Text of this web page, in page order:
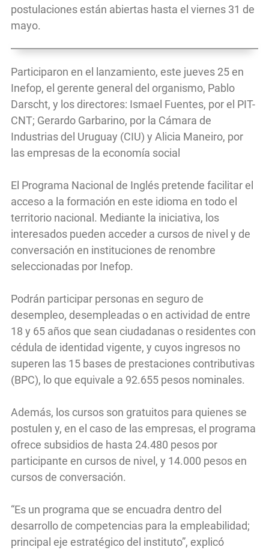
postulaciones están abiertas hasta el viernes 31 de
mayo.
Participaron en el lanzamiento, este jueves 25 en
Inefop, el gerente general del organismo, Pablo
Darscht, y los directores: Ismael Fuentes, por el PIT-
CNT; Gerardo Garbarino, por la Cámara de
Industrias del Uruguay (CIU) y Alicia Maneiro, por
las empresas de la economía social
El Programa Nacional de Inglés pretende facilitar el
acceso a la formación en este idioma en todo el
territorio nacional. Mediante la iniciativa, los
interesados pueden acceder a cursos de nivel y de
conversación en instituciones de renombre
seleccionadas por Inefop. ​
Podrán participar personas en seguro de
desempleo, desempleadas o en actividad de entre
18 y 65 años que sean ciudadanas o residentes con
cédula de identidad vigente, y cuyos ingresos no
superen las 15 bases de prestaciones contributivas
(BPC), lo que equivale a 92.655 pesos nominales.
Además, los cursos son gratuitos para quienes se
postulen y, en el caso de las empresas, el programa
ofrece subsidios de hasta 24.480 pesos por
participante en cursos de nivel, y 14.000 pesos en
cursos de conversación.
“Es un programa que se encuadra dentro del
desarrollo de competencias para la empleabilidad;
principal eje estratégico del instituto”, explicó